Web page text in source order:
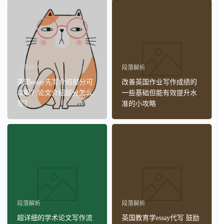
段落解析
英语essay先写介绍部分可
以吗？论文介绍部分怎么
写？
段落解析
改善英国作业写作成绩的
一些基础但能有效提升水
准的小攻略
段落解析
超详细的学术论文写作流
段落解析
英国教育学essay代写 鼓励